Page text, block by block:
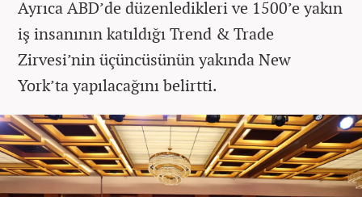
Ayrıca ABD’de düzenledikleri ve 1500’e yakın
iş insanının katıldığı Trend & Trade
Zirvesi’nin üçüncüsünün yakında New
York’ta yapılacağını belirtti.